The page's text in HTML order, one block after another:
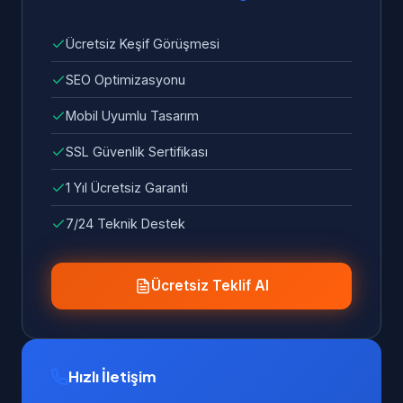
Ücretsiz Keşif Görüşmesi
SEO Optimizasyonu
Mobil Uyumlu Tasarım
SSL Güvenlik Sertifikası
1 Yıl Ücretsiz Garanti
7/24 Teknik Destek
Ücretsiz Teklif Al
Hızlı İletişim